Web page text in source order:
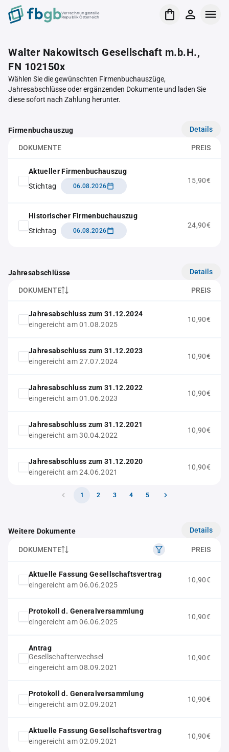
Verrechnungsstelle
Republik Österreich
Walter Nakowitsch Gesellschaft m.b.H.,
FN 102150x
Wählen Sie die gewünschten Firmenbuchauszüge,
Jahresabschlüsse oder ergänzenden Dokumente und laden Sie
diese sofort nach Zahlung herunter.
Firmenbuchauszug Details
DOKUMENTE PREIS
Aktueller Firmenbuchauszug
Stichtag
06.08.2026
15,90€
Historischer Firmenbuchauszug
Stichtag
06.08.2026
24,90€
Jahresabschlüsse Details
DOKUMENTE PREIS
Jahresabschluss zum 31.12.2024
eingereicht am 01.08.2025
10,90€
Jahresabschluss zum 31.12.2023
eingereicht am 27.07.2024
10,90€
Jahresabschluss zum 31.12.2022
eingereicht am 01.06.2023
10,90€
Jahresabschluss zum 31.12.2021
eingereicht am 30.04.2022
10,90€
Jahresabschluss zum 31.12.2020
eingereicht am 24.06.2021
10,90€
1 2 3 4 5
Weitere Dokumente Details
DOKUMENTE PREIS
Aktuelle Fassung Gesellschaftsvertrag
eingereicht am 06.06.2025
10,90€
Protokoll d. Generalversammlung
eingereicht am 06.06.2025
10,90€
Antrag
Gesellschafterwechsel
eingereicht am 08.09.2021
10,90€
Protokoll d. Generalversammlung
eingereicht am 02.09.2021
10,90€
Aktuelle Fassung Gesellschaftsvertrag
eingereicht am 02.09.2021
10,90€